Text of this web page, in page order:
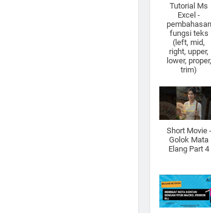
Tutorial Ms
Excel -
pembahasan
fungsi teks
(left, mid,
right, upper,
lower, proper,
trim)
Short Movie -
Golok Mata
Elang Part 4